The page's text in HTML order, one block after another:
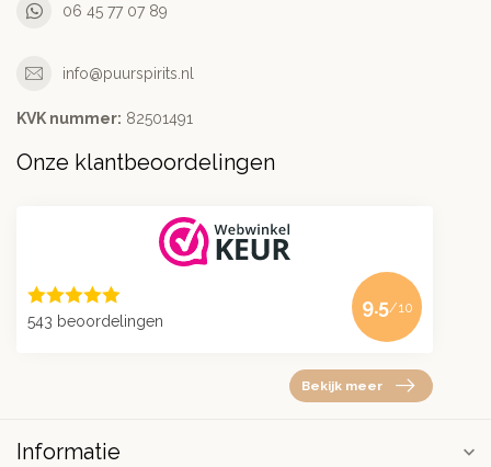
06 45 77 07 89
info@puurspirits.nl
KVK nummer: 82501491
Onze klantbeoordelingen
543 beoordelingen
9.5/10
Bekijk meer
Informatie